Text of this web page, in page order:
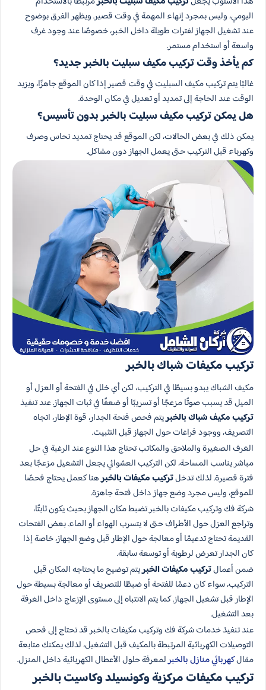
اليومي، وليس بمجرد إنهاء المهمة في وقت قصير. ويظهر الفرق بوضوح
عند تشغيل الجهاز لفترات طويلة داخل الخبر، خصوصًا عند وجود غرف
واسعة أو استخدام مستمر.
كم يأخذ وقت تركيب مكيف سبليت بالخبر جديد؟
غالبًا يتم تركيب مكيف السبليت في وقت قصير إذا كان الموقع جاهزًا، ويزيد
الوقت عند الحاجة إلى تمديد أو تعديل في مكان الوحدة.
هل يمكن تركيب مكيف سبليت بالخبر بدون تأسيس؟
يمكن ذلك في بعض الحالات، لكن الموقع قد يحتاج تمديد نحاس وصرف
وكهرباء قبل التركيب حتى يعمل الجهاز دون مشاكل.
تركيب مكيفات شباك بالخبر
مكيف الشباك يبدو بسيطًا في التركيب، لكن أي خلل في الفتحة أو العزل أو
الميل قد يسبب صوتًا مزعجًا أو تسريبًا أو ضعفًا في ثبات الجهاز. عند تنفيذ
تركيب مكيف شباك بالخبريتم فحص فتحة الجدار، قوة الإطار، اتجاه
التصريف، ووجود فراغات حول الجهاز قبل التثبيت.
الغرف الصغيرة والملاحق والمكاتب تحتاج هذا النوع عند الرغبة في حل
مباشر يناسب المساحة، لكن التركيب العشوائي يجعل التشغيل مزعجًا بعد
فترة قصيرة. لذلك تدخلتركيب مكيفات بالخبرهنا كعمل يحتاج فحصًا
للموقع، وليس مجرد وضع جهاز داخل فتحة جاهزة.
شركة فك وتركيب مكيفات بالخبر تضبط مكان الجهاز بحيث يكون ثابتًا،
وتراجع العزل حول الأطراف حتى لا يتسرب الهواء أو الماء. بعض الفتحات
القديمة تحتاج تدعيمًا أو معالجة حول الإطار قبل وضع الجهاز، خاصة إذا
كان الجدار تعرض لرطوبة أو توسعة سابقة.
ضمن أعمالتركيب مكيفات الخبريتم توضيح ما يحتاجه المكان قبل
التركيب، سواء كان دعمًا للفتحة أو ضبطًا للتصريف أو معالجة بسيطة حول
الإطار قبل تشغيل الجهاز. كما يتم الانتباه إلى مستوى الإزعاج داخل الغرفة
بعد التشغيل.
عند تنفيذ خدمات شركة فك وتركيب مكيفات بالخبر قد تحتاج إلى فحص
التوصيلات الكهربائية المرتبطة بالمكيف قبل التشغيل، لذلك يمكنك متابعة
مقالكهربائي منازل بالخبرلمعرفة حلول الأعطال الكهربائية داخل المنزل.
تركيب مكيفات مركزية وكونسيلد وكاسيت بالخبر